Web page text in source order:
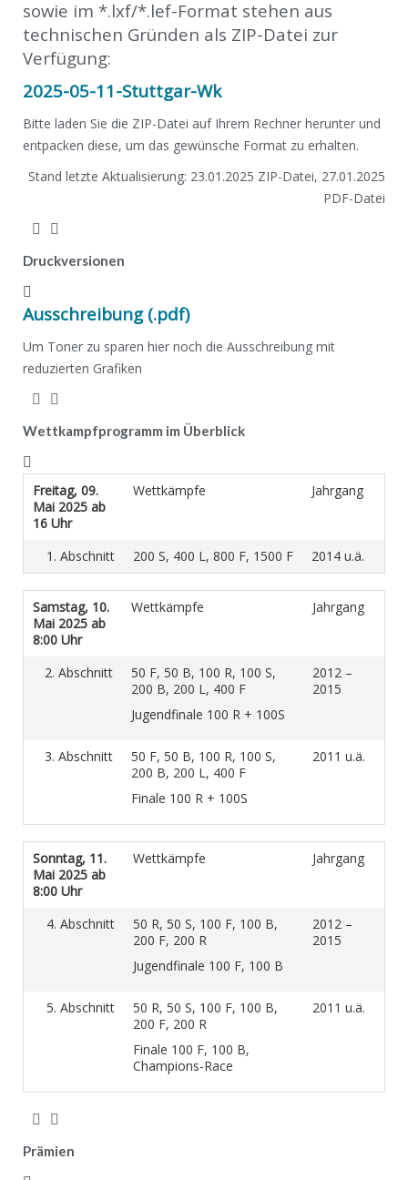
sowie im *.lxf/*.lef-Format stehen aus
technischen Gründen als ZIP-Datei zur
Verfügung:
2025-05-11-Stuttgar-Wk
Bitte laden Sie die ZIP-Datei auf Ihrern Rechner herunter und
entpacken diese, um das gewünsche Format zu erhalten.
Stand letzte Aktualisierung: 23.01.2025 ZIP-Datei, 27.01.2025
PDF-Datei
Druckversionen
Ausschreibung (.pdf)
Um Toner zu sparen hier noch die Ausschreibung mit
reduzierten Grafiken
Wettkampfprogramm im Überblick
Freitag, 09.
Mai 2025 ab
16 Uhr
Wettkämpfe Jahrgang
1. Abschnitt 200 S, 400 L, 800 F, 1500 F 2014 u.ä.
Samstag, 10.
Mai 2025 ab
8:00 Uhr
Wettkämpfe Jahrgang
2. Abschnitt
50 F, 50 B, 100 R, 100 S,
200 B, 200 L, 400 F
Jugendfinale 100 R + 100S
2012 –
2015
3. Abschnitt
50 F, 50 B, 100 R, 100 S,
200 B, 200 L, 400 F
Finale 100 R + 100S
2011 u.ä.
Sonntag, 11.
Mai 2025 ab
8:00 Uhr
Wettkämpfe Jahrgang
4. Abschnitt
50 R, 50 S, 100 F, 100 B,
200 F, 200 R
Jugendfinale 100 F, 100 B
2012 –
2015
5. Abschnitt
50 R, 50 S, 100 F, 100 B,
200 F, 200 R
Finale 100 F, 100 B,
Champions-Race
2011 u.ä.
Prämien